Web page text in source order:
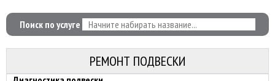
Поиск по услуге
РЕМОНТ ПОДВЕСКИ